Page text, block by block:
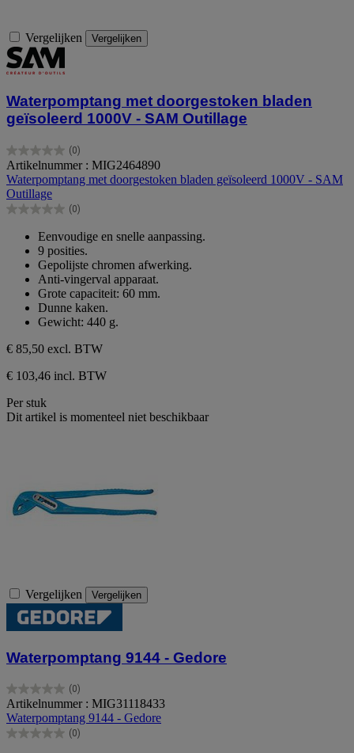
Vergelijken Vergelijken
Waterpomptang met doorgestoken bladen
geïsoleerd 1000V - SAM Outillage
(0)
0.0
van
de
5
sterren.
Artikelnummer : MIG2464890
Waterpomptang met doorgestoken bladen geïsoleerd 1000V - SAM
Outillage
(0)
0.0
sterren.
Eenvoudige en snelle aanpassing.
9 posities.
Gepolijste chromen afwerking.
Anti-vingerval apparaat.
Grote capaciteit: 60 mm.
Dunne kaken.
Gewicht: 440 g.
€ 85,50 excl. BTW
€ 103,46 incl. BTW
Per stuk
Dit artikel is momenteel niet beschikbaar
Vergelijken Vergelijken
Waterpomptang 9144 - Gedore
(0)
0.0
van
de
5
Artikelnummer : MIG31118433
Waterpomptang 9144 - Gedore
(0)
0.0